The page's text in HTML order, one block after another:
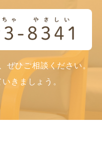
ぜひご相談ください。
きましょう。